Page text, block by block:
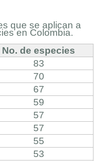
que se aplican a
en Colombia.
No. de especies
83
70
67
59
57
57
55
53